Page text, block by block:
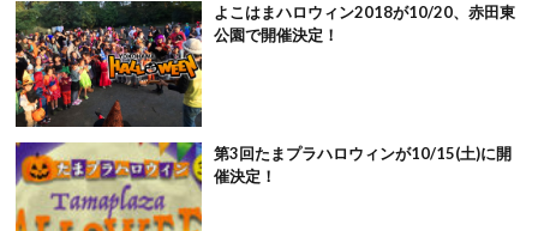
よこはまハロウィン2018が10/20、赤田東
公園で開催決定！
第3回たまプラハロウィンが10/15(土)に開
催決定！